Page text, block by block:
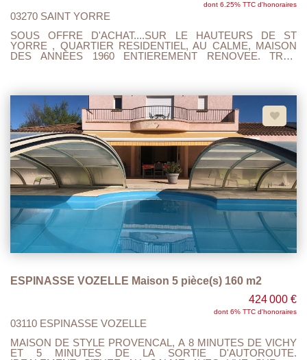
dont 6.25% TTC d'honoraires
03270 SAINT YORRE
SOUS OFFRE D'ACHAT....SUR LE HAUTEURS DE ST
YORRE , QUARTIER RESIDENTIEL, AU CALME, MAISON
DES ANNEES 1960 ENTIEREMENT RENOVEE. TRES
CUISINE OUVERTE SUR SEJOUR, 2 CHAMBRES DONT
UNE AVEC SALLE DE DOUCHE, WC ET UNE 2 IEME SALLE
DE DOUCHE COMMUNE. 2 IEME ETAGE : COULOIR AVEC
PLACARD QUI DONNE SUR 2 CHAMBRES, 1 BUREAU, 1
WC . LES PRESTATIONS: PACK CLIM AIR / AIR, ISOLATION
PAR L'INTERIEUR ET PAR LE TOIT, DOUBLE VITRAGE,
FACADE NEUVE, PARQUETS,TOUT A L'EGOUT
CONFORME, TERRAIN D'UNE CONTENANCE DE 900 M2
AVEC UNE DEPENDANCE DE 35 M 2. VUS DEGAGEE, AU
CALME . ESPACE CUISINE ENTIEREMENT PRE-EQUIPE IL
NE RESTE PLUS QU'A INSTALER LA CUISINE DE VOTRE
CHOIX. TOUT EST ENTIEREMENT NEUF FACTURES A
L'APPUIS. A VISITER ET FAIRE OFFRE..
ESPINASSE VOZELLE Maison 5 pièce(s) 160 m2
424 000 €
dont 6% TTC d'honoraires
03110 ESPINASSE VOZELLE
MAISON DE STYLE PROVENCAL, A 8 MINUTES DE VICHY
ET 5 MINUTES DE LA SORTIE D'AUTOROUTE.